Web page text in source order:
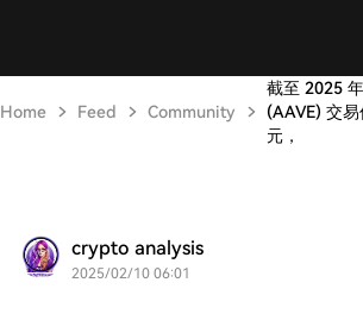
Home Feed Community
截至 2025
(AAVE) 交
元，
crypto analysis
2025/02/10 06:01